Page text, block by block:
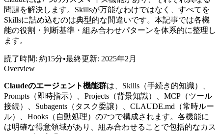
問題を解決します。Skillsが万能なわけではなく、すべてを
Skillsに詰め込むのは典型的な間違いです。本記事では各機
能の役割・判断基準・組み合わせパターンを体系的に整理し
ます。
読了時間: 約15分•最終更新: 2025年2月
Overview
Claudeのエージェント機能群は、Skills（手続き的知識）、
Prompts（即時指示）、Projects（背景知識）、MCP（ツール
接続）、Subagents（タスク委譲）、CLAUDE.md（常時ルー
ル）、Hooks（自動処理）の7つで構成されます。各機能に
は明確な得意領域があり、組み合わせることで包括的なカス